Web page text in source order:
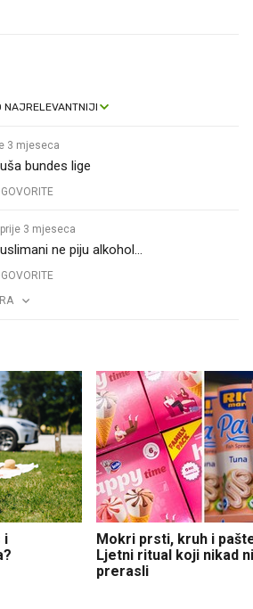
3 mjeseca
bundes lige
prije 3 mjeseca
ne piju alkohol...
i
Mokri prsti, kruh i
Ljetni ritual koji nikad
prerasli